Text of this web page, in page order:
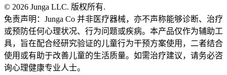
© 2026 Junga LLC. 版权所有.
免责声明：Junga Co 并非医疗器械，亦不声称能够诊断、治疗
或预防任何心理状况、行为问题或疾病。本产品仅作为辅助工
具，旨在配合经研究验证的儿童行为干预方案使用，二者结合
使用或有助于改善儿童的生活质量。如需治疗建议，请务必咨
询心理健康专业人士。